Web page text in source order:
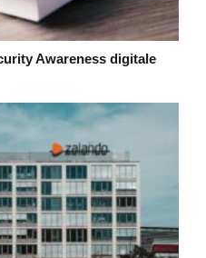
Awareness digitale